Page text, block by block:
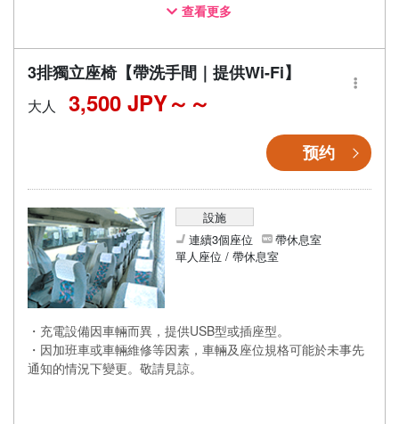
・採用三列獨立座椅車廂，讓您舒適放鬆地旅途
查看更多
3排獨立座椅【帶洗手間｜提供Wi-Fi】
大人 3,500 JPY～
预约
設施
連續3個座位
帶休息室
單人座位 / 帶休息室
・充電設備因車輛而異，提供USB型或插座型。
・因加班車或車輛維修等因素，車輛及座位規格可能於未事先
通知的情況下變更。敬請見諒。